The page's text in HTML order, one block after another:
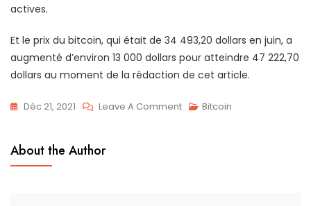
actives.
Et le prix du bitcoin, qui était de 34 493,20 dollars en juin, a
augmenté d’environ 13 000 dollars pour atteindre 47 222,70
dollars au moment de la rédaction de cet article.
Déc 21, 2021 Leave A CommentOn Bitcoin
About the Author